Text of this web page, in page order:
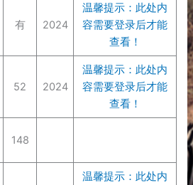
有 2024
温馨提示：此处内
容需要登录后才能
查看！
52 2024
温馨提示：此处内
容需要登录后才能
查看！
148
温馨提示：此处内